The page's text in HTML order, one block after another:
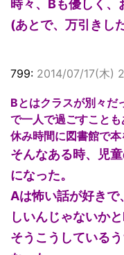
時々、Bも優しく、
(あとで、万引きし
799: 2014/07/17(木)
Bとはクラスが別々だ
で一人で過ごすことも
休み時間に図書館で本
そんなある時、児
になった。
Aは怖い話が好き
しいんじゃないか
そうこうしている